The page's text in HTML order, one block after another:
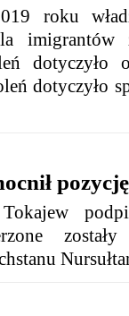
roku
dotyczyło
dotyczyło
Tokajew